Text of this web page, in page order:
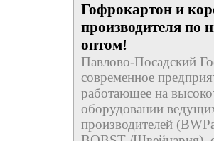
Гофрокартон и
производителя по
оптом!
Павлово-Посадский
современное
работающее на
оборудовании
производителей